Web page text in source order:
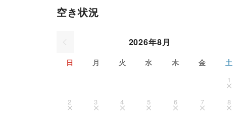
空き状況
2026年8月
日 月 火 水 木 金 土
1
2 3 4 5 6 7 8